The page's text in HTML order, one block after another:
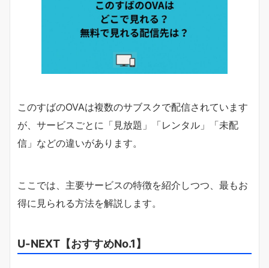
このすばのOVAは複数のサブスクで配信されています
が、サービスごとに「見放題」「レンタル」「未配
信」などの違いがあります。
ここでは、主要サービスの特徴を紹介しつつ、最もお
得に見られる方法を解説します。
U-NEXT【おすすめNo.1】